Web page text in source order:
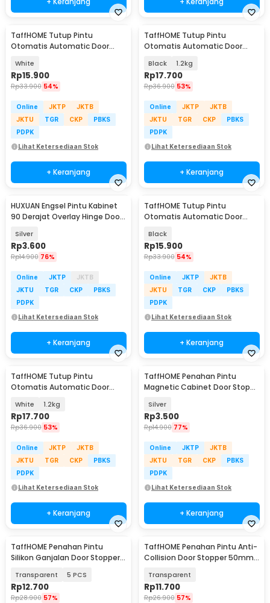
TaffHOME Tutup Pintu
Otomatis Automatic Door
White
Rp15.900
Rp33.900 54%
Online JKTP
JKTB
JKTU
TGR CKP
PBKS
PDPK
Lihat Ketersediaan Stok
+ Keranjang
TaffHOME Tutup Pintu
Otomatis Automatic Door
Black 1.2kg
Rp17.700
Rp36.900 53%
Online JKTP
JKTB
JKTU
TGR CKP
PBKS
PDPK
Lihat Ketersediaan Stok
+ Keranjang
HUXUAN Engsel Pintu Kabinet
90 Derajat Overlay Hinge Door
Silver
Rp3.600
Rp14.900 76%
Online JKTP
JKTB
JKTU
TGR CKP
PBKS
PDPK
Lihat Ketersediaan Stok
+ Keranjang
TaffHOME Tutup Pintu
Otomatis Automatic Door
Black
Rp15.900
Rp33.900 54%
Online JKTP
JKTB
JKTU
TGR CKP
PBKS
PDPK
Lihat Ketersediaan Stok
+ Keranjang
TaffHOME Tutup Pintu
Otomatis Automatic Door
White 1.2kg
Rp17.700
Rp36.900 53%
Online JKTP
JKTB
JKTU
TGR CKP
PBKS
PDPK
Lihat Ketersediaan Stok
+ Keranjang
TaffHOME Penahan Pintu
Magnetic Cabinet Door Stop
Silver
Rp3.500
Rp14.900 77%
Online JKTP
JKTB
JKTU
TGR CKP
PBKS
PDPK
Lihat Ketersediaan Stok
+ Keranjang
TaffHOME Penahan Pintu
Silikon Ganjalan Door Stopper
Transparent 5 PCS
Rp12.700
Rp28.900 57%
TaffHOME Penahan Pintu Anti-
Collision Door Stopper 50mm
Transparent
Rp11.700
Rp26.900 57%